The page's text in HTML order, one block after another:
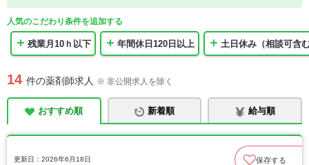
人気のこだわり条件を追加する
残業月10ｈ以下 年間休日120日以上 土日休み（相談可含
14 件の薬剤師求人 ※ 非公開求人を除く
おすすめ順 新着順 給与順
更新日：2026年6月18日 保存する